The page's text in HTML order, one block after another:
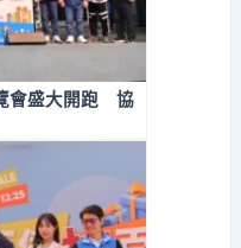
會盛大開跑 協